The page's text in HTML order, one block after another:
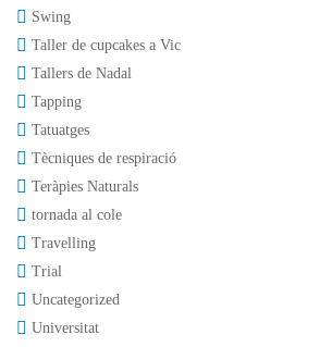
Swing
Taller de cupcakes a Vic
Tallers de Nadal
Tapping
Tatuatges
Tècniques de respiració
Teràpies Naturals
tornada al cole
Travelling
Trial
Uncategorized
Universitat